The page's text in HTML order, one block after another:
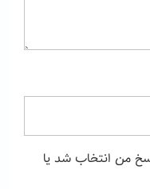
من انتخاب شد یا